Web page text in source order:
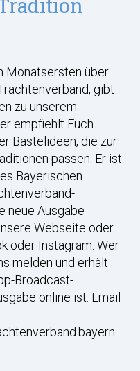
Monatsersten über
gibt
zu unserem
empfiehlt Euch
Bastelideen, die zur
passen. Er ist
Bayerischen
neue Ausgabe
Webseite oder
oder Instagram. Wer
melden und erhält
Broadcast-
online ist. Email